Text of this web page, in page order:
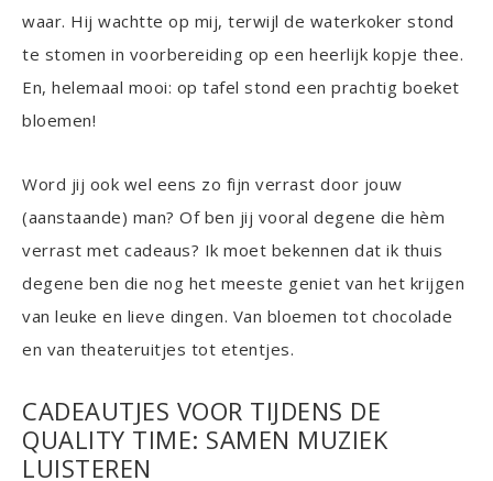
waar. Hij wachtte op mij, terwijl de waterkoker stond
te stomen in voorbereiding op een heerlijk kopje thee.
En, helemaal mooi: op tafel stond een prachtig boeket
bloemen!
Word jij ook wel eens zo fijn verrast door jouw
(aanstaande) man? Of ben jij vooral degene die hèm
verrast met cadeaus? Ik moet bekennen dat ik thuis
degene ben die nog het meeste geniet van het krijgen
van leuke en lieve dingen. Van bloemen tot chocolade
en van theateruitjes tot etentjes.
CADEAUTJES VOOR TIJDENS DE
QUALITY TIME: SAMEN MUZIEK
LUISTEREN